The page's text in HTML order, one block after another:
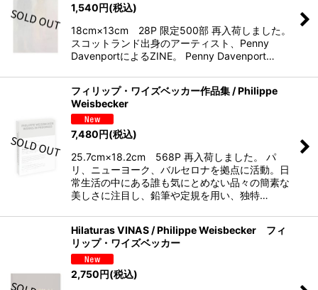
1,540円(税込)
18cm×13cm 28P 限定500部 再入荷しました。
スコットランド出身のアーティスト、Penny
DavenportによるZINE。 Penny Davenport…
フィリップ・ワイズベッカー作品集 / Philippe
Weisbecker
7,480円(税込)
25.7cm×18.2cm 568P 再入荷しました。 パ
リ、ニューヨーク、バルセロナを拠点に活動。日
常生活の中にある誰も気にとめない品々の簡素な
美しさに注目し、鉛筆や定規を用い、独特…
Hilaturas VINAS / Philippe Weisbecker フィ
リップ・ワイズベッカー
2,750円(税込)